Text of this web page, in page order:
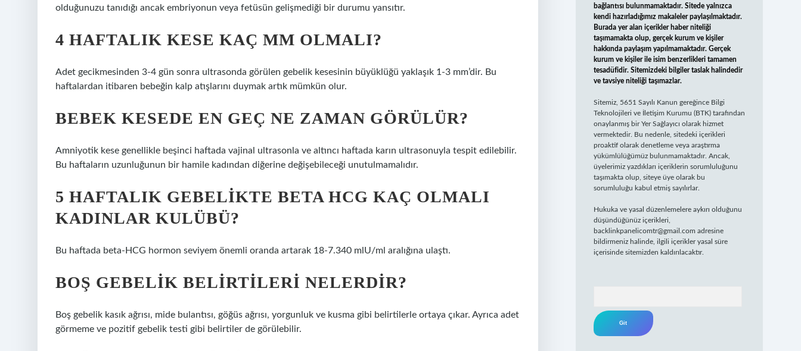
olduğunuzu tanıdığı ancak embriyonun veya fetüsün gelişmediği bir durumu yansıtır.
4 HAFTALIK KESE KAÇ MM OLMALI?
Adet gecikmesinden 3-4 gün sonra ultrasonda görülen gebelik kesesinin büyüklüğü yaklaşık 1-3 mm’dir. Bu
haftalardan itibaren bebeğin kalp atışlarını duymak artık mümkün olur.
BEBEK KESEDE EN GEÇ NE ZAMAN GÖRÜLÜR?
Amniyotik kese genellikle beşinci haftada vajinal ultrasonla ve altıncı haftada karın ultrasonuyla tespit edilebilir.
Bu haftaların uzunluğunun bir hamile kadından diğerine değişebileceği unutulmamalıdır.
5 HAFTALIK GEBELIKTE BETA HCG KAÇ OLMALI
KADINLAR KULÜBÜ?
Bu haftada beta-HCG hormon seviyem önemli oranda artarak 18-7.340 mlU/ml aralığına ulaştı.
BOŞ GEBELIK BELIRTILERI NELERDIR?
Boş gebelik kasık ağrısı, mide bulantısı, göğüs ağrısı, yorgunluk ve kusma gibi belirtilerle ortaya çıkar. Ayrıca adet
görmeme ve pozitif gebelik testi gibi belirtiler de görülebilir.
bağlantısı bulunmamaktadır. Sitede yalnızca
kendi hazırladığımız makaleler paylaşılmaktadır.
Burada yer alan içerikler haber niteliği
taşımamakta olup, gerçek kurum ve kişiler
hakkında paylaşım yapılmamaktadır. Gerçek
kurum ve kişiler ile isim benzerlikleri tamamen
tesadüfidir. Sitemizdeki bilgiler taslak halindedir
ve tavsiye niteliği taşımazlar.
Sitemiz, 5651 Sayılı Kanun gereğince Bilgi
Teknolojileri ve İletişim Kurumu (BTK) tarafından
onaylanmış bir Yer Sağlayıcı olarak hizmet
vermektedir. Bu nedenle, sitedeki içerikleri
proaktif olarak denetleme veya araştırma
yükümlülüğümüz bulunmamaktadır. Ancak,
üyelerimiz yazdıkları içeriklerin sorumluluğunu
taşımakta olup, siteye üye olarak bu
sorumluluğu kabul etmiş sayılırlar.
Hukuka ve yasal düzenlemelere aykırı olduğunu
düşündüğünüz içerikleri,
backlinkpanelicomtr@gmail.com adresine
bildirmeniz halinde, ilgili içerikler yasal süre
içerisinde sitemizden kaldırılacaktır.